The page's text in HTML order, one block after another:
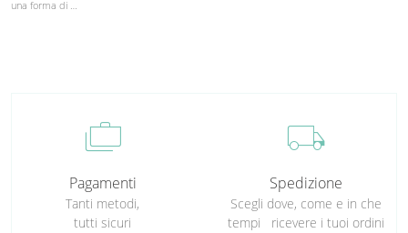
una forma di …
cases
Pagamenti
Tanti metodi,
tutti sicuri
local_shipping
Spedizione
Scegli dove, come e in che
tempi ricevere i tuoi ordini